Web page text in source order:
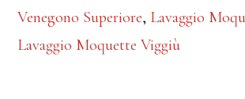
Venegono Superiore, Lavaggio
Lavaggio Moquette Viggiù